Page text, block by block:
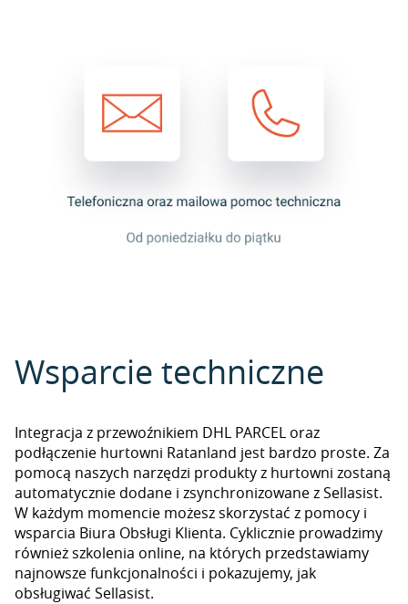
Wsparcie techniczne
Integracja z przewoźnikiem DHL PARCEL oraz
podłączenie hurtowni Ratanland jest bardzo proste. Za
pomocą naszych narzędzi produkty z hurtowni zostaną
automatycznie dodane i zsynchronizowane z Sellasist.
W każdym momencie możesz skorzystać z pomocy i
wsparcia Biura Obsługi Klienta. Cyklicznie prowadzimy
również szkolenia online, na których przedstawiamy
najnowsze funkcjonalności i pokazujemy, jak
obsługiwać Sellasist.